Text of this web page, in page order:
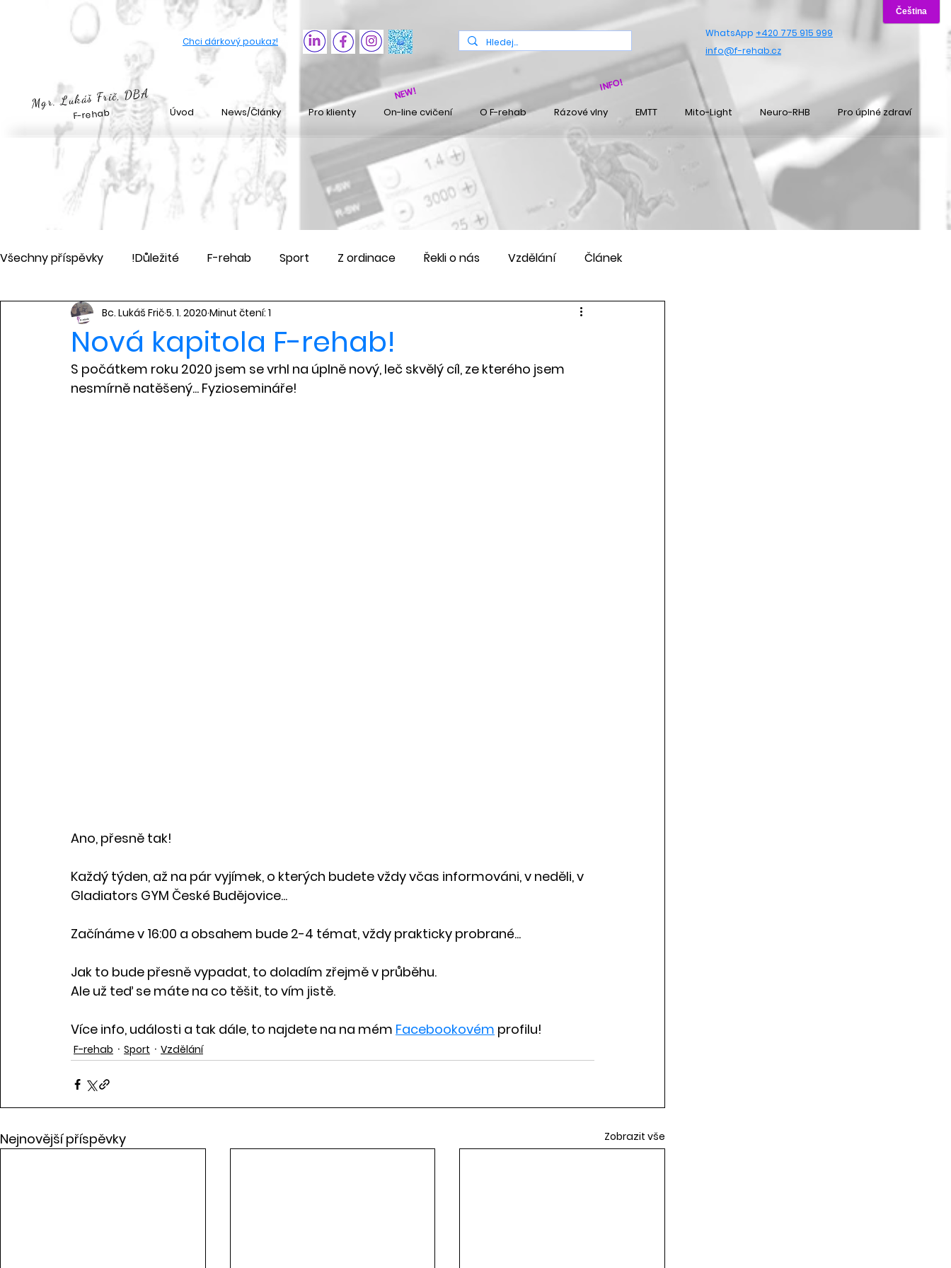
Rázová vlna české budějovice
Chci dárkový poukaz!
WhatsApp +420 775 915 999
info@f-rehab.cz
Mgr. Lukáš Frič, DBA
F-rehab
INFO!
NEW!
Úvod News/Články Pro klienty On-line cvičení O F-rehab Rázové vlny EMTT Mito-Light Neuro-RHB Pro úplné zdraví
Všechny příspěvky !Důležité F-rehab Sport Z ordinace Řekli o nás Vzdělání Článek
Pořádám
Nová kapitola F-rehab!
Bc. Lukáš Frič5. 1. 2020 Minut čtení: 1
S počátkem roku 2020 jsem se vrhl na úplně nový, leč skvělý cíl, ze kterého jsem
nesmírně natěšený... Fyziosemináře!
Ano, přesně tak!
Každý týden, až na pár vyjímek, o kterých budete vždy včas informováni, v neděli, v
Gladiators GYM České Budějovice...
Začínáme v 16:00 a obsahem bude 2-4 témat, vždy prakticky probrané...
Jak to bude přesně vypadat, to doladím zřejmě v průběhu.
Ale už teď se máte na co těšit, to vím jistě.
Více info, události a tak dále, to najdete na na mém Facebookovém profilu!
F-rehab Sport Vzdělání
Nejnovější příspěvky Zobrazit vše